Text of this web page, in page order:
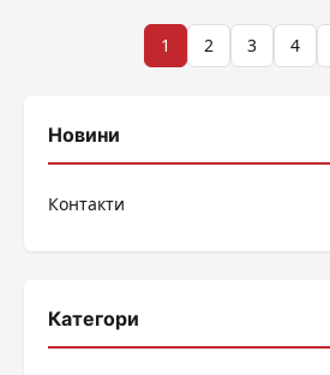
Разделяне
публикациите
1 2 3 4
Новини
Контакти
Категори